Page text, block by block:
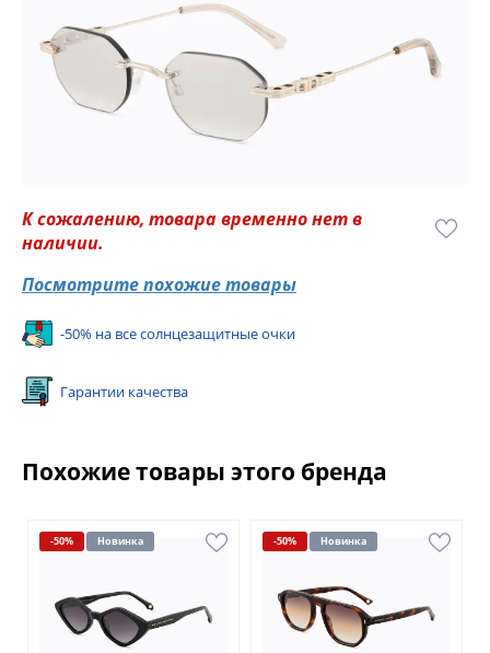
К сожалению, товара временно нет в
наличии.
Посмотрите похожие товары
-50% на все солнцезащитные очки
Гарантии качества
Похожие товары этого бренда
-50% Новинка -50% Новинка